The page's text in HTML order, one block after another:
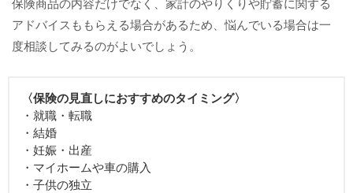
保険商品の内容だけでなく、家計のやりくりや貯蓄に関する
アドバイスももらえる場合があるため、悩んでいる場合は一
度相談してみるのがよいでしょう。
〈保険の見直しにおすすめのタイミング〉
・就職・転職
・結婚
・妊娠・出産
・マイホームや車の購入
・子供の独立